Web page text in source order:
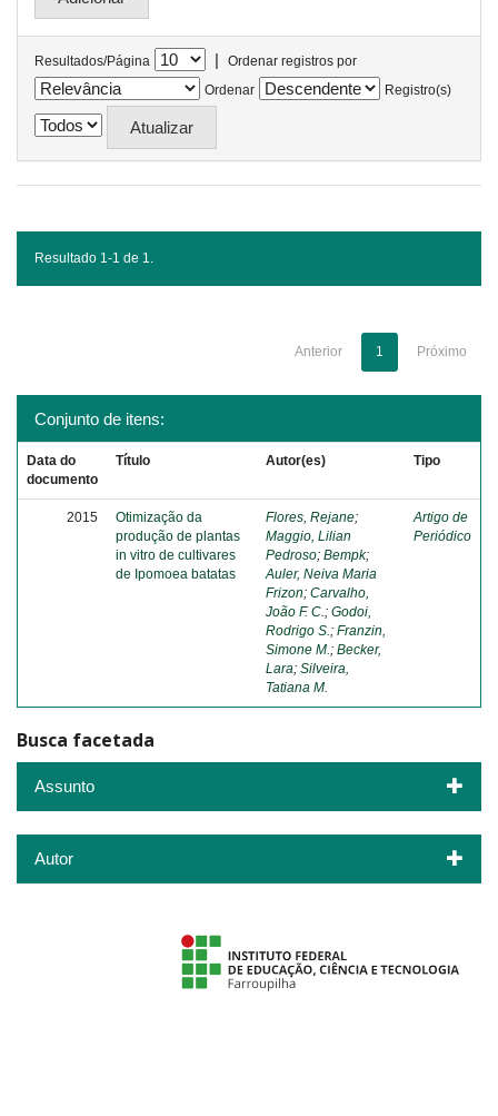
Resultados/Página |
Ordenar registros por
Ordenar
Registro(s)
Resultado 1-1 de 1.
Anterior 1 Próximo
Conjunto de itens:
Data do
documento
Título Autor(es) Tipo
2015
Otimização da
produção de plantas
in vitro de cultivares
de Ipomoea batatas
Flores, Rejane;
Maggio, Lilian
Pedroso; Bempk;
Auler, Neiva Maria
Frizon; Carvalho,
João F. C.; Godoi,
Rodrigo S.; Franzin,
Simone M.; Becker,
Lara; Silveira,
Tatiana M.
Artigo de
Periódico
Busca facetada
Assunto
Autor